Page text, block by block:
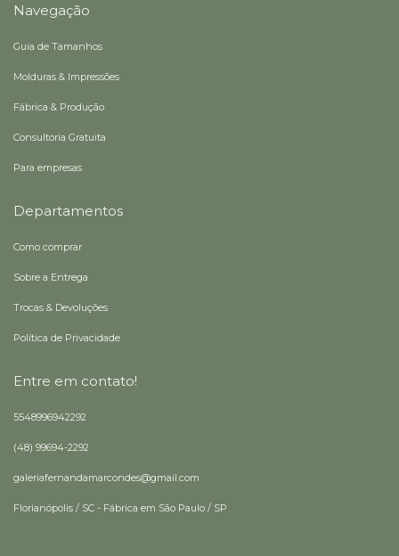
Navegação
Guia de Tamanhos
Molduras & Impressões
Fábrica & Produção
Consultoria Gratuita
Para empresas
Departamentos
Como comprar
Sobre a Entrega
Trocas & Devoluções
Política de Privacidade
Entre em contato!
5548996942292
(48) 99694-2292
galeriafernandamarcondes@gmail.com
Florianópolis / SC - Fábrica em São Paulo / SP